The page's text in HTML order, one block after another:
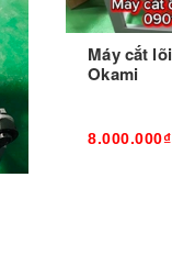
Máy cắt
Okami
8.000.000₫